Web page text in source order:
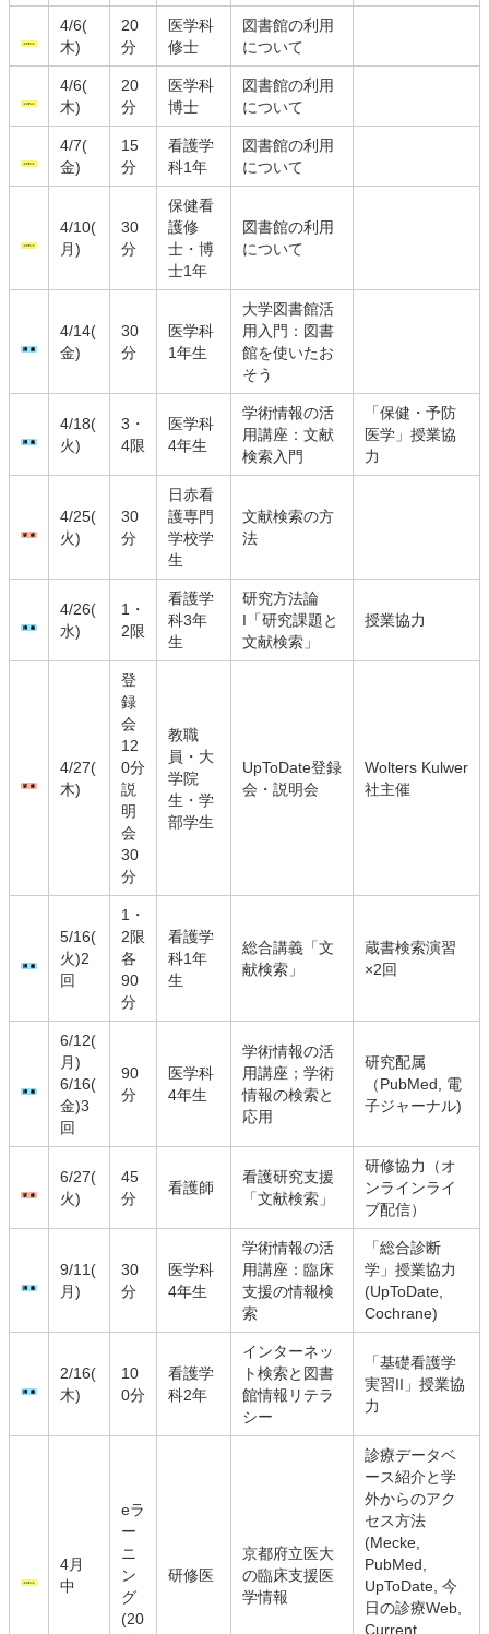
4/6(
木)
20
分
医学科
修士
図書館の利用
について
4/6(
木)
20
分
医学科
博士
図書館の利用
について
4/7(
金)
15
分
看護学
科1年
図書館の利用
について
4/10(
月)
30
分
保健看
護修
士・博
士1年
図書館の利用
について
4/14(
金)
30
分
医学科
1年生
大学図書館活
用入門：図書
館を使いたお
そう
4/18(
火)
3・
4限
医学科
4年生
学術情報の活
用講座：文献
検索入門
「保健・予防
医学」授業協
力
4/25(
火)
30
分
日赤看
護専門
学校学
生
文献検索の方
法
4/26(
水)
1・
2限
看護学
科3年
生
研究方法論
I「研究課題と
文献検索」
授業協力
4/27(
木)
登
録
会
12
0分
説
明
会
30
分
教職
員・大
学院
生・学
部学生
UpToDate登録
会・説明会
Wolters Kulwer
社主催
5/16(
火)2
回
1・
2限
各
90
分
看護学
科1年
生
総合講義「文
献検索」
蔵書検索演習
×2回
6/12(
月)
6/16(
金)3
回
90
分
医学科
4年生
学術情報の活
用講座；学術
情報の検索と
応用
研究配属
（PubMed, 電
子ジャーナル)
6/27(
火)
45
分
看護師
看護研究支援
「文献検索」
研修協力（オ
ンラインライ
ブ配信）
9/11(
月)
30
分
医学科
4年生
学術情報の活
用講座：臨床
支援の情報検
索
「総合診断
学」授業協力
(UpToDate,
Cochrane)
2/16(
木)
10
0分
看護学
科2年
インターネッ
ト検索と図書
館情報リテラ
シー
「基礎看護学
実習II」授業協
力
4月
中
eラ
ー
ニ
ン
グ
(20
研修医
京都府立医大
の臨床支援医
学情報
診療データベ
ース紹介と学
外からのアク
セス方法
(Mecke,
PubMed,
UpToDate, 今
日の診療Web,
Current